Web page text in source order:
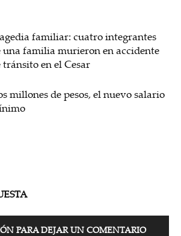
familiar: cuatro integrantes
una familia murieron en accidente
tránsito en el Cesar
millones de pesos, el nuevo salario
PARA DEJAR UN COMENTARIO